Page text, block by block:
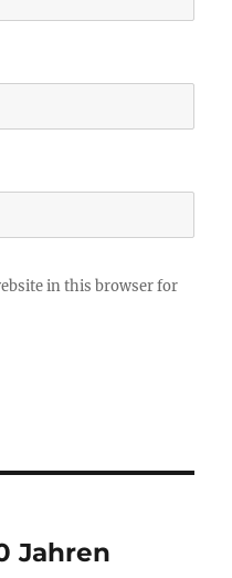
in this browser for
Jahren